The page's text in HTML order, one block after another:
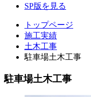
SP版を見る
トップページ
施工実績
土木工事
駐車場土木工事
駐車場土木工事